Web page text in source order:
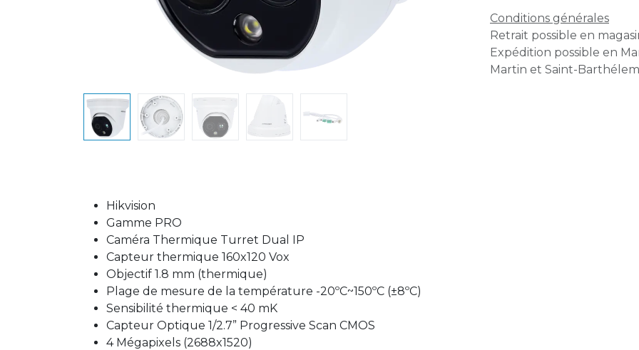
Conditions générales
Retrait possible en
Expédition possible en
Martin et Saint-
Hikvision
Gamme PRO
Caméra Thermique Turret Dual IP
Capteur thermique 160x120 Vox
Objectif 1.8 mm (thermique)
Plage de mesure de la température -20ºC~150ºC (±8ºC)
Sensibilité thermique < 40 mK
Capteur Optique 1/2.7” Progressive Scan CMOS
4 Mégapixels (2688x1520)